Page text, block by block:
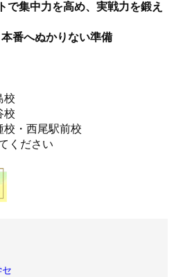
で集中力を高め、実戦力を鍛え
番へぬかりない準備
校
西尾駅前校
ください